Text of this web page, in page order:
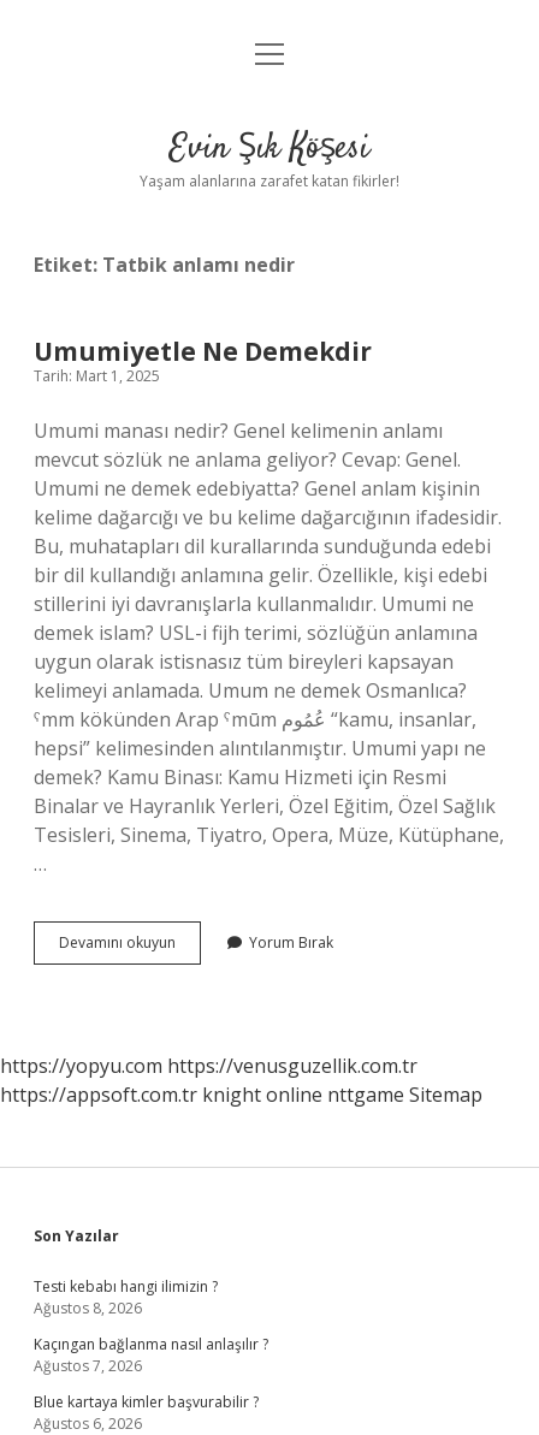
Anasayfa
Yasal Uyarı
menüyü
Evin Şık Köşesi
Yaşam alanlarına zarafet katan fikirler!
Etiket: Tatbik anlamı nedir
Umumiyetle Ne Demekdir
Tarih: Mart 1, 2025
Umumi manası nedir? Genel kelimenin anlamı
mevcut sözlük ne anlama geliyor? Cevap: Genel.
Umumi ne demek edebiyatta? Genel anlam kişinin
kelime dağarcığı ve bu kelime dağarcığının ifadesidir.
Bu, muhatapları dil kurallarında sunduğunda edebi
bir dil kullandığı anlamına gelir. Özellikle, kişi edebi
stillerini iyi davranışlarla kullanmalıdır. Umumi ne
demek islam? USL-i fijh terimi, sözlüğün anlamına
uygun olarak istisnasız tüm bireyleri kapsayan
kelimeyi anlamada. Umum ne demek Osmanlıca?
ˁmm kökünden Arap ˁmūm عُمُوم “kamu, insanlar,
hepsi” kelimesinden alıntılanmıştır. Umumi yapı ne
demek? Kamu Binası: Kamu Hizmeti için Resmi
Binalar ve Hayranlık Yerleri, Özel Eğitim, Özel Sağlık
Tesisleri, Sinema, Tiyatro, Opera, Müze, Kütüphane,
…
Devamını okuyun Umumiyetle
Ne
Yorum Bırak
https://yopyu.com https://venusguzellik.com.tr
https://appsoft.com.tr knight online nttgame Sitemap
Sidebar
Son Yazılar
Testi kebabı hangi ilimizin ?
Ağustos 8, 2026
Kaçıngan bağlanma nasıl anlaşılır ?
Ağustos 7, 2026
Blue kartaya kimler başvurabilir ?
Ağustos 6, 2026